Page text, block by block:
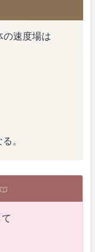
の速度場は
。